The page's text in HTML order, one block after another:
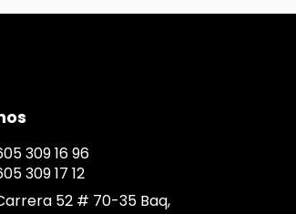
309 16 96
309 17 12
52 # 70-35 Baq,